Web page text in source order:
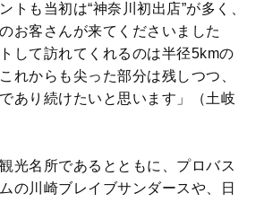
トも当初は“神奈川初出店”が多く、
お客さんが来てくださいました
して訪れてくれるのは半径5kmの
れからも尖った部分は残しつつ、
あり続けたいと思います」（土岐
光名所であるとともに、プロバス
の川崎ブレイブサンダースや、日